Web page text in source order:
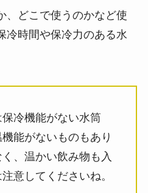
、どこで使うのかなど使
冷時間や保冷力のある水
冷機能がない水筒
能がないものもあり
、温かい飲み物も入
意してくださいね。